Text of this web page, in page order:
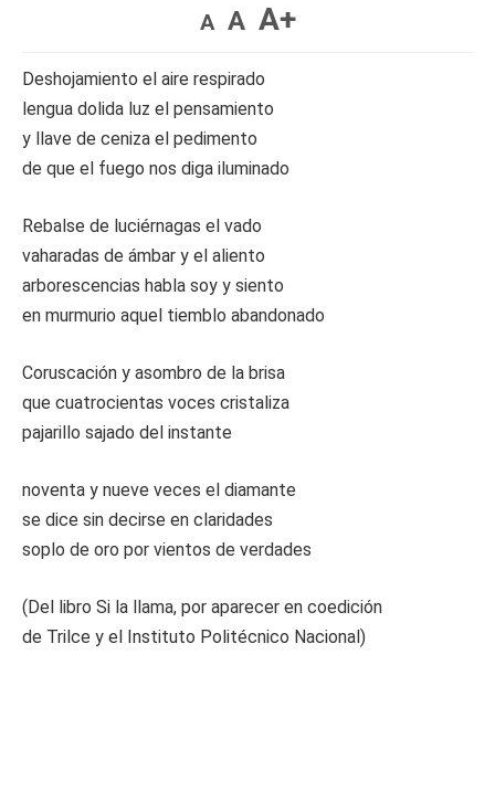
A A A+
Deshojamiento el aire respirado
lengua dolida luz el pensamiento
y llave de ceniza el pedimento
de que el fuego nos diga iluminado
Rebalse de luciérnagas el vado
vaharadas de ámbar y el aliento
arborescencias habla soy y siento
en murmurio aquel tiemblo abandonado
Coruscación y asombro de la brisa
que cuatrocientas voces cristaliza
pajarillo sajado del instante
noventa y nueve veces el diamante
se dice sin decirse en claridades
soplo de oro por vientos de verdades
(Del libro Si la llama, por aparecer en coedición
de Trilce y el Instituto Politécnico Nacional)